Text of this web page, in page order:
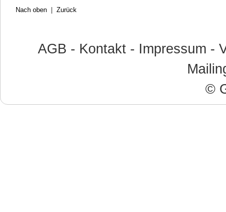
Nach oben Zurück
AGB - Kontakt- Impressum -
©